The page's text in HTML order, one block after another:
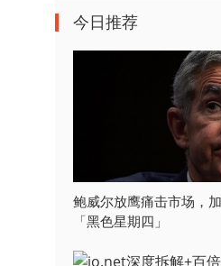
今日推荐
鲍威尔放鹰痛击市场，
「黑色星期四」